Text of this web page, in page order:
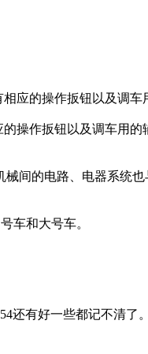
应的操作扳钮以及调车
操作扳钮以及调车用的
间的电路、电器系统
车和大号车。
还有好一些都记不清